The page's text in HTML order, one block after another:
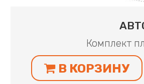
Комплект
В КОРЗИНУ